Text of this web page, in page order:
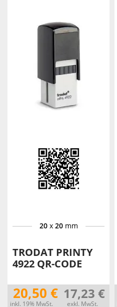
20x 20mm
TRODAT PRINTY
4922 QR-CODE
20,50 €
inkl. 19% MwSt.
17,23 €
exkl. MwSt.